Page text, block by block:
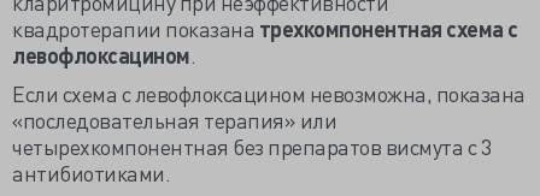
квадротерапии показана трехкомпонентная схема с
левофлоксацином
Если схема с левофлоксацином невозможна, показана
«последовательная терапия» или
четырехкомпонентная без препаратов висмута с 3
антибиотиками.